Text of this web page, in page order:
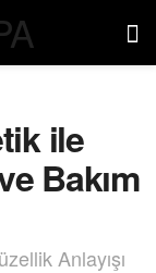
ile
Bakım
Anlayışı